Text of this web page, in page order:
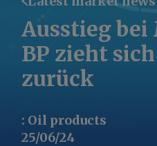
Ausstieg bei
BP zieht
zurück
: Oil products
25/06/24